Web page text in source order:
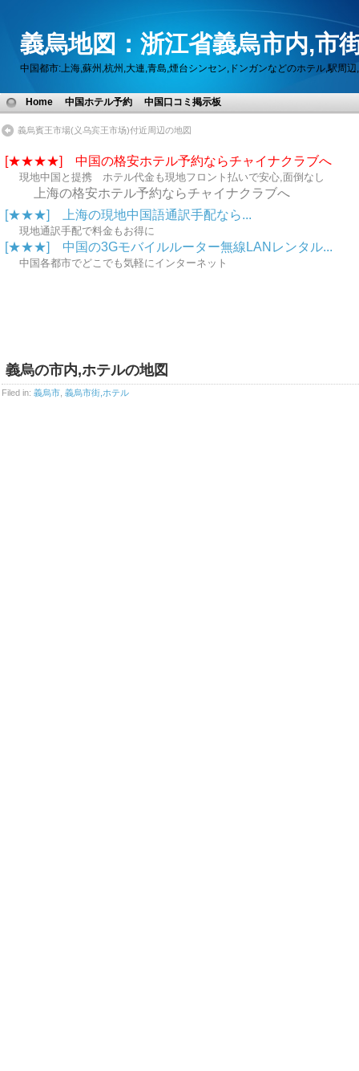
義烏地図：浙江省義烏市内,市
中国都市:上海,蘇州,杭州,大連,青島,煙台シンセン,ドンガンなどのホテル,駅周
Home 中国ホテル予約 中国口コミ掲示板
義烏賓王市場(义乌宾王市场)付近周辺の地図
[★★★★] 中国の格安ホテル予約ならチャイナクラブへ
現地中国と提携 ホテル代金も現地フロント払いで安心,面倒なし
上海の格安ホテル予約ならチャイナクラブへ
[★★★] 上海の現地中国語通訳手配なら...
現地通訳手配で料金もお得に
[★★★] 中国の3Gモバイルルーター無線LANレンタル...
中国各都市でどこでも気軽にインターネット
義烏の市内,ホテルの地図
Filed in: 義烏市 義烏市街,ホテル